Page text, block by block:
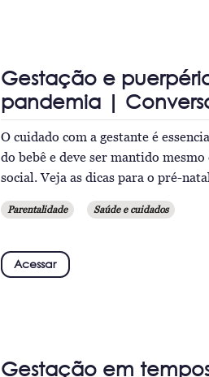
Gestação e
pandemia |
O cuidado com a gestante é
do bebê e deve ser mantido
social. Veja as dicas para o pré-
Parentalidade Saúde e cuidados
Acessar
Gestação em